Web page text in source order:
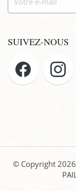
SUIVEZ-NOUS
© Copyright 2026